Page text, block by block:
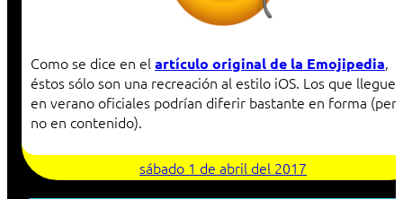
Como se dice en el artículo original de la Emojipedia,
éstos sólo son una recreación al estilo iOS. Los que lleguen
en verano oficiales podrían diferir bastante en forma
no en contenido).
sábado 1 de abril del 2017